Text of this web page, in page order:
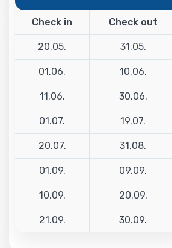
Check in Check out
20.05. 31.05.
01.06. 10.06.
11.06. 30.06.
01.07. 19.07.
20.07. 31.08.
01.09. 09.09.
10.09. 20.09.
21.09. 30.09.